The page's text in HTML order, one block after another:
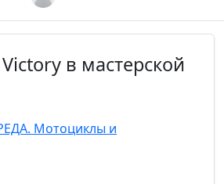
в мастерской
Мотоциклы и